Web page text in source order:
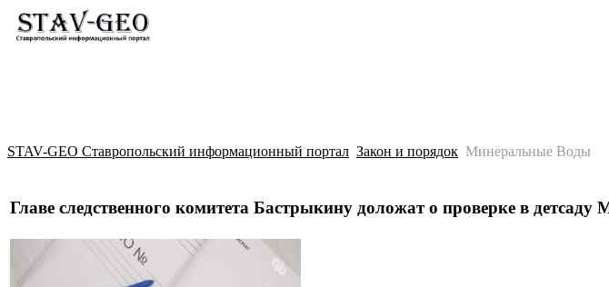
STAV-GEO Ставропольский информационный портал Закон и порядок Минеральные Воды
Главе следственного комитета Бастрыкину доложат о проверке в детсаду